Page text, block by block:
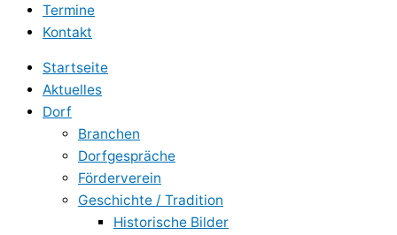
Termine
Kontakt
Startseite
Aktuelles
Dorf
Branchen
Dorfgespräche
Förderverein
Geschichte / Tradition
Historische Bilder